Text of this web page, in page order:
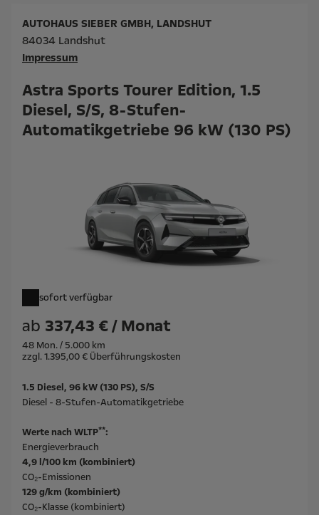
Astra Sports Tourer Edition, 1.5
Diesel, S/S, 8-Stufen-
Automatikgetriebe 96 kW (130 PS)
sofort verfügbar
ab 337,43 € / Monat
48 Mon. / 5.000 km
zzgl. 1.395,00 € Überführungskosten
AUTOHAUS SIEBER GMBH, LANDSHUT
84034 Landshut
Impressum
1.5 Diesel, 96 kW (130 PS), S/S
Diesel - 8-Stufen-Automatikgetriebe
Werte nach WLTP**:
Energieverbrauch
4,9 l/100 km (kombiniert)
CO₂-Emissionen
129 g/km (kombiniert)
CO₂-Klasse (kombiniert)